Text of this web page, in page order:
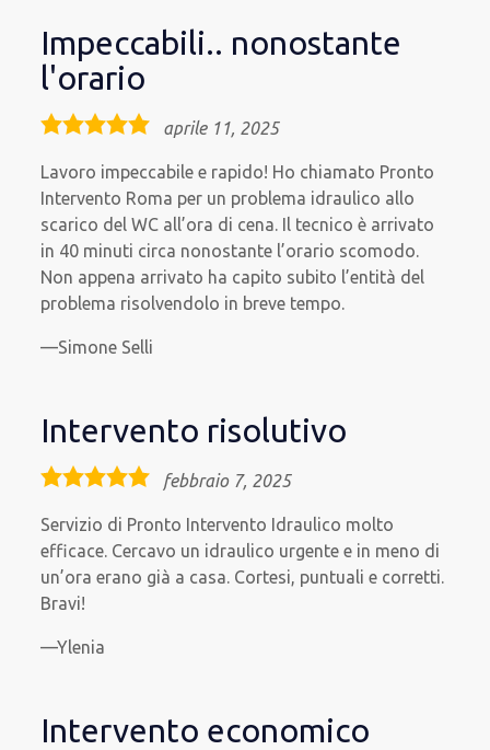
Impeccabili.. nonostante
l'orario
5,0
aprile 11, 2025
Lavoro impeccabile e rapido! Ho chiamato Pronto
Intervento Roma per un problema idraulico allo
scarico del WC all’ora di cena. Il tecnico è arrivato
in 40 minuti circa nonostante l’orario scomodo.
Non appena arrivato ha capito subito l’entità del
problema risolvendolo in breve tempo.
Simone Selli
Intervento risolutivo
5,0
febbraio 7, 2025
Servizio di Pronto Intervento Idraulico molto
efficace. Cercavo un idraulico urgente e in meno di
un’ora erano già a casa. Cortesi, puntuali e corretti.
Bravi!
Ylenia
Intervento economico